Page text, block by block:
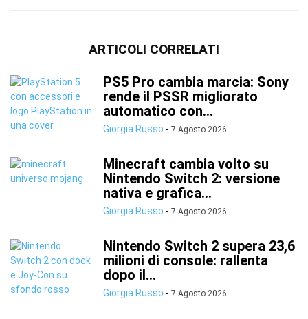
ARTICOLI CORRELATI
PS5 Pro cambia marcia: Sony
rende il PSSR migliorato
automatico con...
Giorgia Russo - 7 Agosto 2026
Minecraft cambia volto su
Nintendo Switch 2: versione
nativa e grafica...
Giorgia Russo - 7 Agosto 2026
Nintendo Switch 2 supera 23,6
milioni di console: rallenta
dopo il...
Giorgia Russo - 7 Agosto 2026